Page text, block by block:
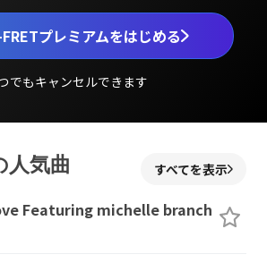
プレミアムをはじめる
でもキャンセルできます
人気曲 すべてを表示
Featuring michelle branch